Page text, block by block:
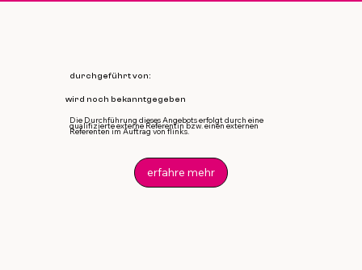
durchgeführt von:
wird noch bekanntgegeben
Die Durchführung dieses Angebots erfolgt durch eine
qualifizierte externe Referentin bzw. einen externen
Referenten im Auftrag von flinks.
erfahre mehr